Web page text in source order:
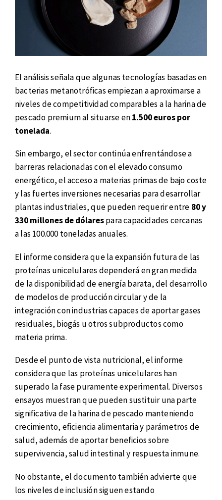
El análisis señala que algunas tecnologías basadas en
bacterias metanotróficas empiezan a aproximarse a
niveles de competitividad comparables a la harina de
pescado premium al situarse en1.500 euros por
tonelada.
Sin embargo, el sector continúa enfrentándose a
barreras relacionadas con el elevado consumo
energético, el acceso a materias primas de bajo coste
y las fuertes inversiones necesarias para desarrollar
plantas industriales, que pueden requerir entre 80 y
330 millones de dólarespara capacidades cercanas
a las 100.000 toneladas anuales.
El informe considera que la expansión futura de las
proteínas unicelulares dependerá en gran medida
de la disponibilidad de energía barata, del desarrollo
de modelos de producción circular y de la
integración con industrias capaces de aportar gases
residuales, biogás u otros subproductos como
materia prima.
Desde el punto de vista nutricional, el informe
considera que las proteínas unicelulares han
superado la fase puramente experimental. Diversos
ensayos muestran que pueden sustituir una parte
significativa de la harina de pescado manteniendo
crecimiento, eficiencia alimentaria y parámetros de
salud, además de aportar beneficios sobre
supervivencia, salud intestinal y respuesta inmune.
No obstante, el documento también advierte que
los niveles de inclusión siguen estando